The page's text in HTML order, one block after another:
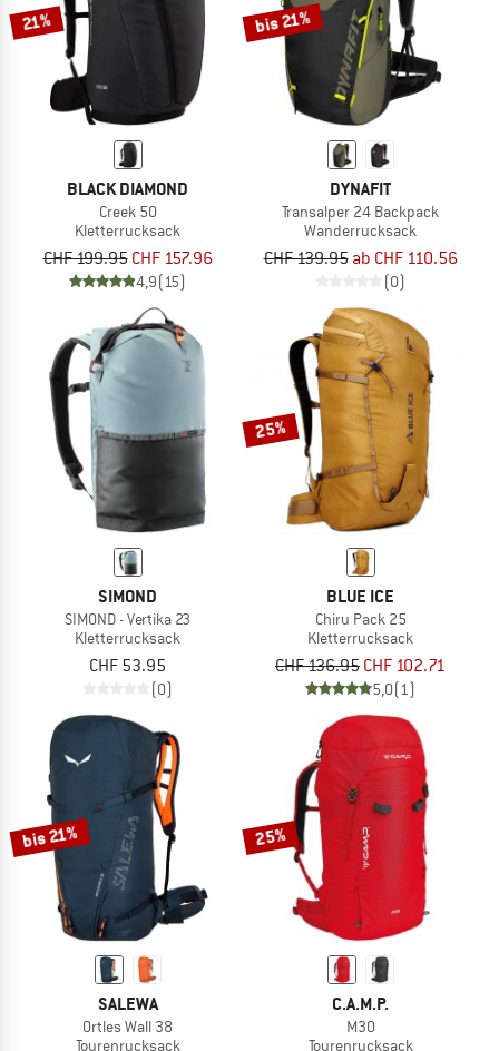
21%
BLACK DIAMOND
Creek 50
Kletterrucksack
CHF 199.95 CHF 157.96
4,9(15)
bis 21%
DYNAFIT
Transalper 24 Backpack
Wanderrucksack
CHF 139.95 ab CHF 110.56
(0)
SIMOND
SIMOND - Vertika 23
Kletterrucksack
CHF 53.95
(0)
25%
BLUE ICE
Chiru Pack 25
Kletterrucksack
CHF 136.95 CHF 102.71
5,0(1)
bis 21%
SALEWA
Ortles Wall 38
Tourenrucksack
25%
C.A.M.P.
M30
Tourenrucksack